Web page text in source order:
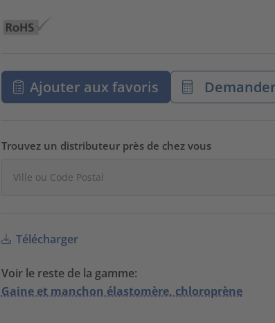
Ajouter aux favoris
Trouvez un distributeur près de chez vous
Télécharger
Voir le reste de la gamme:
Gaine et manchon élastomère, chloroprène